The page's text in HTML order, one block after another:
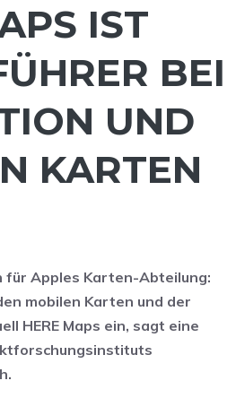
IST
BEI
UND
KARTEN
für Apples Karten-Abteilung:
mobilen Karten und der
HERE Maps ein, sagt eine